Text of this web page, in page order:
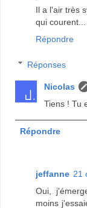
Il a l'air très
qui courent...
Répondre
Réponses
Nicolas
Tiens ! Tu
Répondre
jeffanne 21
Oui,
moins